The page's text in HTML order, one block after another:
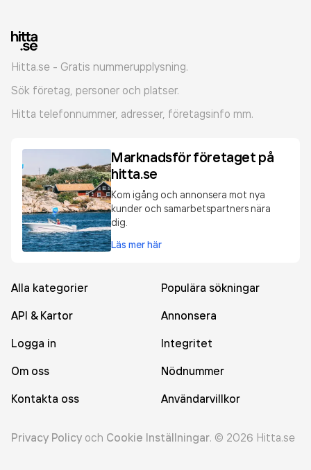
Hitta.se - Gratis nummerupplysning.
Sök företag, personer och platser.
Hitta telefonnummer, adresser, företagsinfo mm.
Marknadsför företaget på
hitta.se
Kom igång och annonsera mot nya
kunder och samarbetspartners nära
dig.
Läs mer här
Alla kategorier
Populära sökningar
API & Kartor
Annonsera
Logga in
Integritet
Om oss
Nödnummer
Kontakta oss
Användarvillkor
Privacy Policy och Cookie Inställningar. © 2026 Hitta.se